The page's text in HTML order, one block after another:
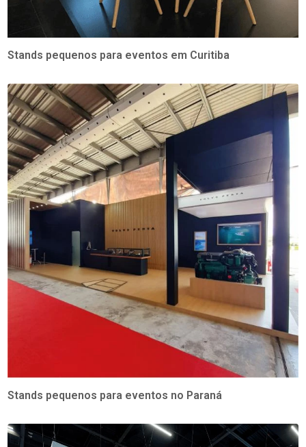
Stands pequenos para eventos em Curitiba
Stands pequenos para eventos no Paraná